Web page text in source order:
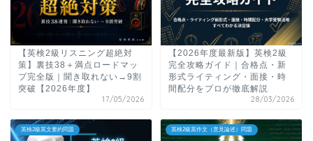
【英検2級リスニング超絶対
策】裏技38＋満点ロードマッ
プ完全版｜聞き取れない→9割
突破【2026年度】
17/05/2026
【2026年度最新版】英検2級
完全攻略ガイド｜合格点・新
形式ライティング・面接・時
間配分をプロが徹底解説
28/03/2026
英検2級英文要約問題 英検2級英作文（意見論述）問題